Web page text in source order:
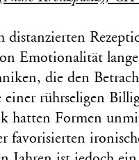
Emotionalität
die den
rührseligen
hatten Formen
favorisierten